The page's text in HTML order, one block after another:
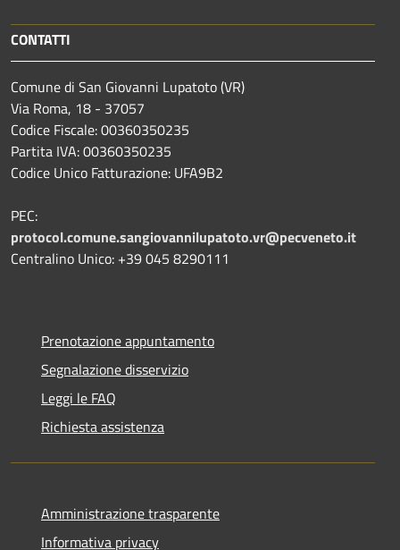
CONTATTI
Comune di San Giovanni Lupatoto (VR)
Via Roma, 18 - 37057
Codice Fiscale: 00360350235
Partita IVA: 00360350235
Codice Unico Fatturazione: UFA9B2
PEC:
protocol.comune.sangiovannilupatoto.vr@pecveneto.it
Centralino Unico: +39 045 8290111
Prenotazione appuntamento
Segnalazione disservizio
Leggi le FAQ
Richiesta assistenza
Amministrazione trasparente
Informativa privacy